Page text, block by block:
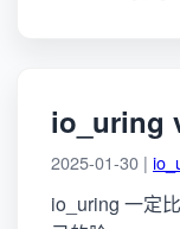
io_uring
2025-01-30 |
io_uring 一定